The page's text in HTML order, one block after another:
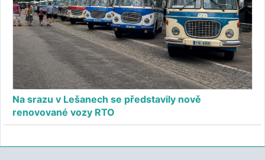
Na srazu v Lešanech se představily nově
renovované vozy RTO